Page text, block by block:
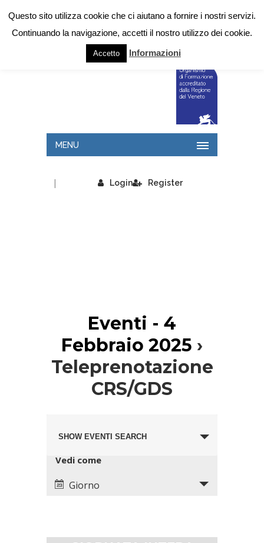
MENU
Login
| Register
Eventi - 4
Febbraio 2025 ›
Teleprenotazione
CRS/GDS
and
Views
SHOW EVENTI SEARCH
Views
Vedi come
Giorno
Questo sito utilizza cookie che ci aiutano a fornire i nostri servizi.
Continuando la navigazione, accetti il nostro utilizzo dei cookie.
Accetto Informazioni